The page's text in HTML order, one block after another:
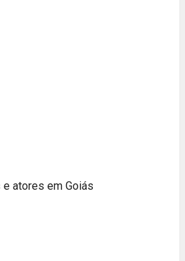
atores em Goiás